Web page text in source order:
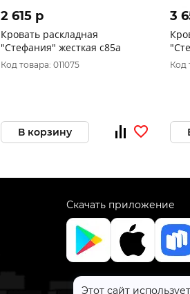
Этот сайт
2 615 p
Кровать раскладная
"Стефания" жесткая с85а
Код товара: 011075
В корзину
3
Код
Скачать приложение